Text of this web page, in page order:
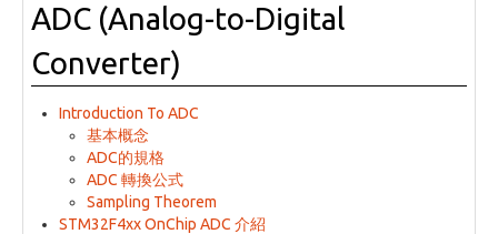
頁面原始檔
可列印版本
刪除本頁
登入 / 註冊帳號
ADC (Analog-to-Digital
Converter)
Introduction To ADC
基本概念
ADC的規格
ADC 轉換公式
Sampling Theorem
STM32F4xx OnChip ADC 介紹